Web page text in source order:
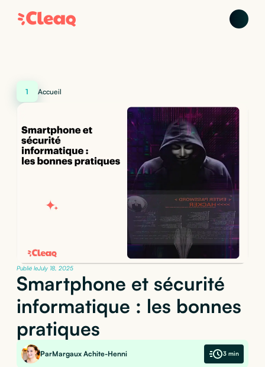
1 Accueil
Publié leJuly 18, 2025
Smartphone et sécurité
informatique : les bonnes
pratiques
ParMargaux Achite-Henni 3 min